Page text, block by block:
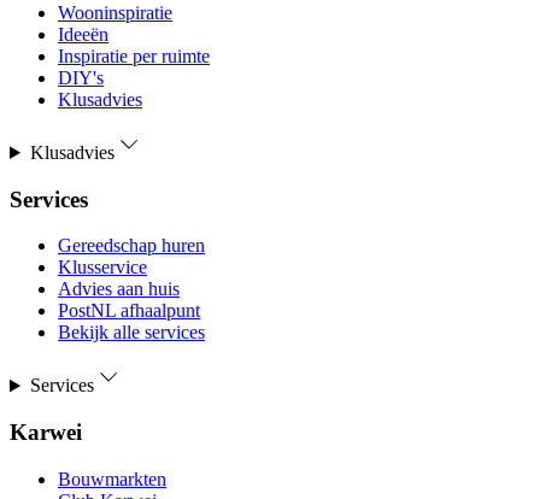
Wooninspiratie
Ideeën
Inspiratie per ruimte
DIY's
Klusadvies
Klusadvies
Services
Gereedschap huren
Klusservice
Advies aan huis
PostNL afhaalpunt
Bekijk alle services
Services
Karwei
Bouwmarkten